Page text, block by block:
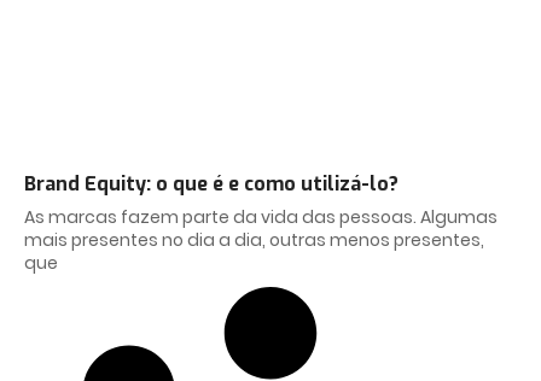
Brand Equity: o que é e como utilizá-lo?
As marcas fazem parte da vida das pessoas. Algumas
mais presentes no dia a dia, outras menos presentes,
que